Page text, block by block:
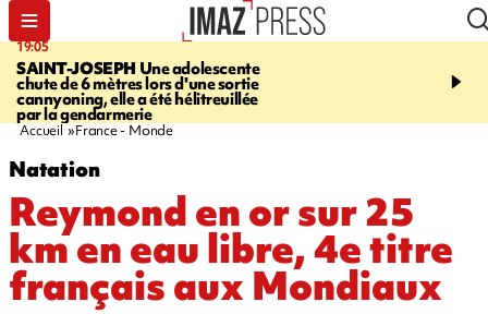
19:05
SAINT-JOSEPH Une adolescente
chute de 6 mètres lors d'une sortie
cannyoning, elle a été hélitreuillée
par la gendarmerie
20:44
rouée de coups,
Accueil France - Monde
Natation
Reymond en or sur 25
km en eau libre, 4e titre
français aux Mondiaux